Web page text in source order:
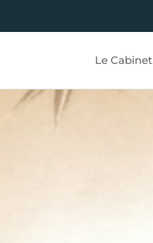
Le Cabinet